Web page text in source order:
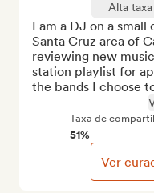
Alta
I am a DJ on a
Santa Cruz area of
reviewing new
station playlist for
the bands I choose
Taxa de
51%
Ver